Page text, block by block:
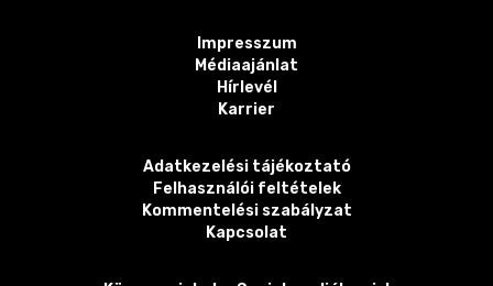
Impresszum
Médiaajánlat
Hírlevél
Karrier
Adatkezelési tájékoztató
Felhasználói feltételek
Kommentelési szabályzat
Kapcsolat